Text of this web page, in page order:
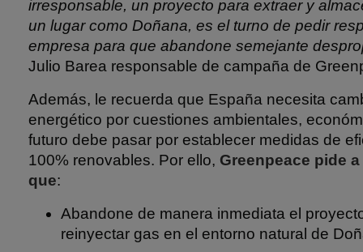
irresponsable, un proyecto para extraer y
un lugar como Doñana, es el turno de pedir
empresa para que abandone semejante
Julio Barea responsable de campaña de
Además, le recuerda que España necesita
energético por cuestiones ambientales,
futuro debe pasar por establecer medidas de
100% renovables. Por ello, Greenpeace pide
que:
Abandone de manera inmediata el
reinyectar gas en el entorno natural de